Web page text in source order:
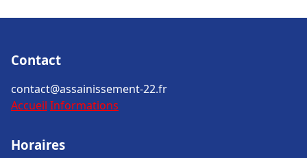
Contact
contact@assainissement-22.fr
Accueil Informations
Horaires